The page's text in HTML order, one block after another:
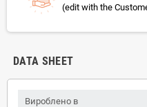
(edit with the
DATA SHEET
Вироблено в